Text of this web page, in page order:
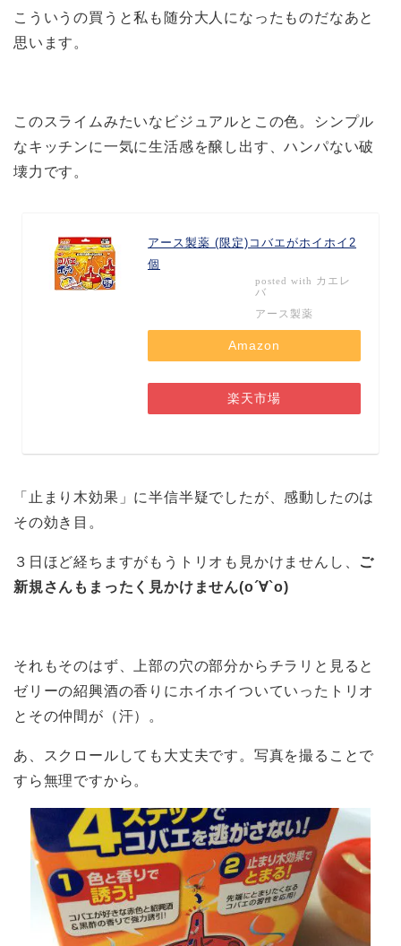
こういうの買うと私も随分大人になったものだなあと
思います。
このスライムみたいなビジュアルとこの色。シンプル
なキッチンに一気に生活感を醸し出す、ハンパない破
壊力です。
アース製薬 (限定)コバエがホイホイ2
個
posted with カエレ
バ
アース製薬
Amazon
楽天市場
「止まり木効果」に半信半疑でしたが、感動したのは
その効き目。
３日ほど経ちますがもうトリオも見かけませんし、 ご
新規さんもまったく見かけません(о´∀`о)
それもそのはず、上部の穴の部分からチラリと見ると
ゼリーの紹興酒の香りにホイホイついていったトリオ
とその仲間が（汗）。
あ、スクロールしても大丈夫です。写真を撮ることで
すら無理ですから。